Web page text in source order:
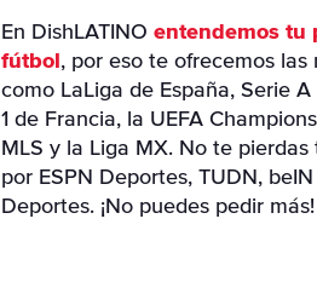
En DishLATINO entendemos tu
fútbol , por eso te ofrecemos las
como LaLiga de España, Serie
1 de Francia, la UEFA
MLS y la Liga MX. No te
por ESPN Deportes, TUDN,
Deportes. ¡No puedes pedir más!